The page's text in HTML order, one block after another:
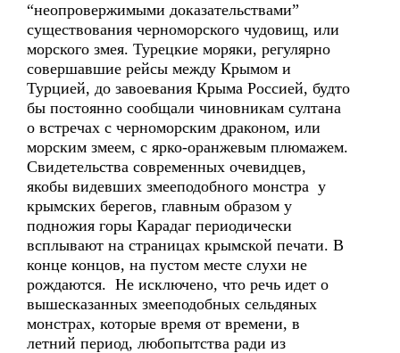
“неопровержимыми доказательствами”
существования черноморского чудовищ, или
морского змея. Турецкие моряки, регулярно
совершавшие рейсы между Крымом и
Турцией, до завоевания Крыма Россией, будто
бы постоянно сообщали чиновникам султана
о встречах с черноморским драконом, или
морским змеем, с ярко-оранжевым плюмажем.
Свидетельства современных очевидцев,
якобы видевших змееподобного монстра у
крымских берегов, главным образом у
подножия горы Карадаг периодически
всплывают на страницах крымской печати. В
конце концов, на пустом месте слухи не
рождаются. Не исключено, что речь идет о
вышесказанных змееподобных сельдяных
монстрах, которые время от времени, в
летний период, любопытства ради из